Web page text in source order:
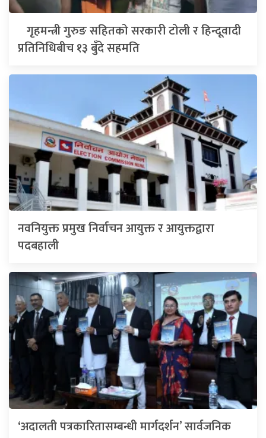
गृहमन्त्री गुरुङ सहितको सरकारी टोली र हिन्दूवादी
प्रतिनिधिबीच १३ बुँदे सहमति
नवनियुक्त प्रमुख निर्वाचन आयुक्त र आयुक्तद्वारा
पदबहाली
‘अदालती पत्रकारितासम्बन्धी मार्गदर्शन’ सार्वजनिक